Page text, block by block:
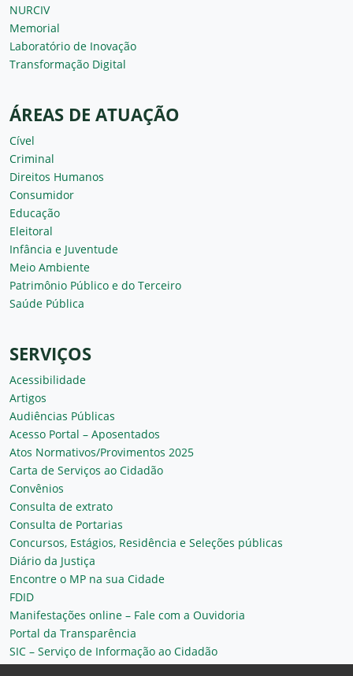
NURCIV
Memorial
Laboratório de Inovação
Transformação Digital
ÁREAS DE ATUAÇÃO
Cível
Criminal
Direitos Humanos
Consumidor
Educação
Eleitoral
Infância e Juventude
Meio Ambiente
Patrimônio Público e do Terceiro
Saúde Pública
SERVIÇOS
Acessibilidade
Artigos
Audiências Públicas
Acesso Portal – Aposentados
Atos Normativos/Provimentos 2025
Carta de Serviços ao Cidadão
Convênios
Consulta de extrato
Consulta de Portarias
Concursos, Estágios, Residência e Seleções públicas
Diário da Justiça
Encontre o MP na sua Cidade
FDID
Manifestações online – Fale com a Ouvidoria
Portal da Transparência
SIC – Serviço de Informação ao Cidadão
Plantão MP do Ceará